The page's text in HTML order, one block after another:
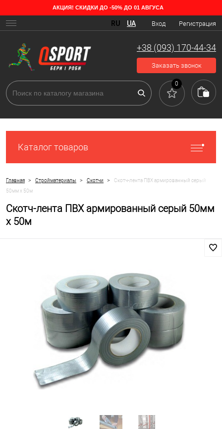
АКЦИЯ! СКИДКИ ДО -50% ДО 01 АВГУСА
Вход Регистрация
RU UA
+38 (093) 170-44-34
Заказать звонок
0
Каталог товаров
Главная > Стройматериалы > Скотчи >
Скотч-лента ПВХ армированный серый
50мм х 50м
Скотч-лента ПВХ армированный серый 50мм
х 50м